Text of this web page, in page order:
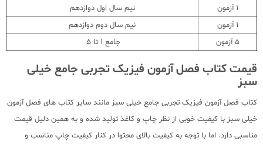
1 آزمون
نیم سال اول دوازدهم
1 آزمون
نیم سال دوم دوازدهم
5 آزمون
جامع 1 تا 5
قیمت کتاب فصل آزمون فیزیک تجربی جامع خیلی
سبز
کتاب فصل آزمون فیزیک تجربی جامع خیلی سبز مانند سایر کتاب های فصل آزمون
خیلی سبز با کیفیت خوبی از نظر چاپ و کاغذ تولید شده و به همین دلیل قیمت
مناسبی دارد. اما با توجه به کیفیت بالای محتوا در کنار کیفیت چاپ مناسب و